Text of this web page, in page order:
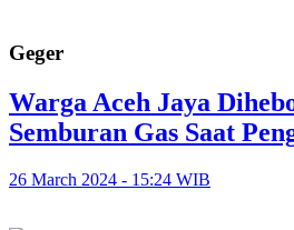
Geger
Warga Aceh Jaya
Semburan Gas Saat
26 March 2024 - 15:24 WIB